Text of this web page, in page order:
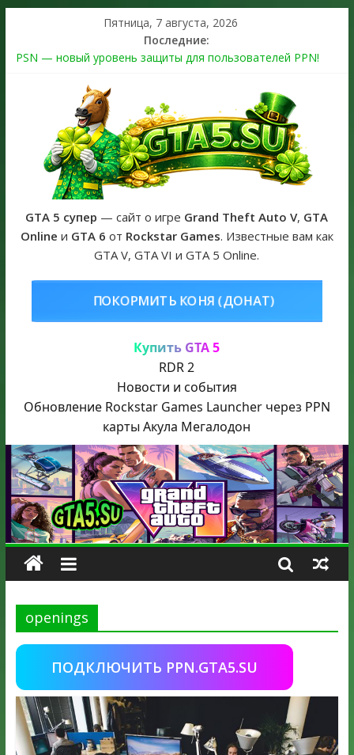
Пятница, 7 августа, 2026
Последние:
PSN — новый уровень защиты для пользователей PPN!
The Kortz Center Heist выйдет в GTA Online уже 14 июля
Регистрация в Rockstar Games Social Club ошибка #1.500.7:
как зарегистрировать аккаунт и войти без проблем в 2026
Получайте особые награды в GTA Online по программе
Fine Art Collector
GTA 6 официальная обложка игры и Предзаказ Grand Theft
Auto VI
GTA 5 супер — сайт о игре Grand Theft Auto V, GTA
Online и GTA 6 от Rockstar Games. Известные вам как
GTA V, GTA VI и GTA 5 Online.
КУПИТЬ GTA 5
Купить GTA 5
RDR 2
Новости и события
Обновление Rockstar Games Launcher через PPN
карты Акула Мегалодон
openings
ПОДКЛЮЧИТЬ PPN.GTA5.SU